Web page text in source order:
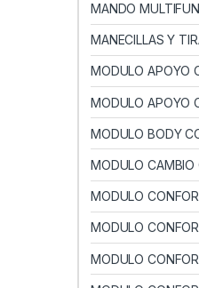
MANDO
MANECILLAS Y
MODULO APOYO
MODULO APOYO
MODULO BODY
MODULO CAMBIO
MODULO
MODULO
MODULO